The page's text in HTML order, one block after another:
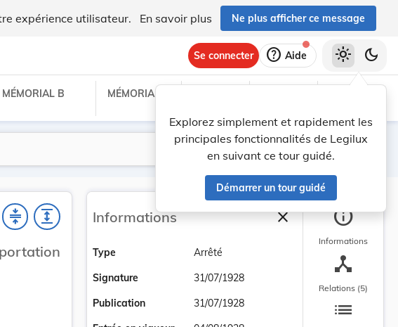
expérience utilisateur. En savoir plus Ne plus afficher ce message
Se connecter help Aide
Explorez simplement et rapidement les
principales fonctionnalités de Legilux
en suivant ce tour guidé.
Démarrer un tour guidé
light_mode dark_mode
MÉMORIAL B MÉMORIAL C
Lancer la recherche
Filtres
compress expand Informations closeFermer la barre
Type
Arrêté
Signature
31/07/1928
Publication
31/07/1928
info
Informations
device_hub
Relations (5)
list